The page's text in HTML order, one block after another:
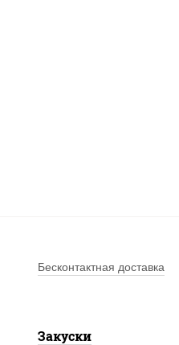
Бесконтактная доставка
Закуски